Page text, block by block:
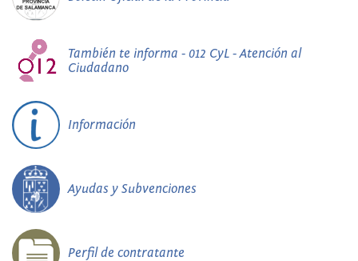
También te informa - 012 CyL - Atención al
Ciudadano
Información
Ayudas y Subvenciones
Perfil de contratante